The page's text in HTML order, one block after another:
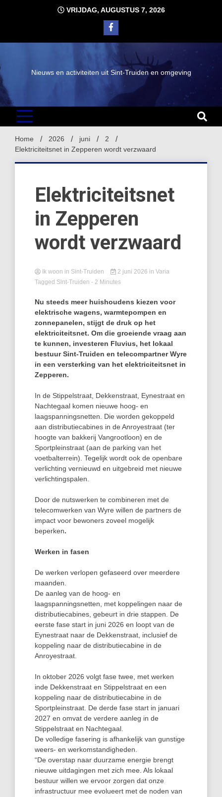
VRIJDAG, AUGUSTUS 7, 2026
Nieuws en activiteiten uit Sint-Truiden en omgeving
Home 2026 juni
2
Elektriciteitsnet in Zepperen wordt verzwaard
Elektriciteitsnet
in Zepperen
wordt verzwaard
Ik woon in Sint-Truiden 2 juni 2026 in Varia
Tagged Sint-Truiden - 2 Minutes
Nu steeds meer huishoudens kiezen voor
elektrische wagens, warmtepompen en
zonnepanelen, stijgt de druk op het
elektriciteitsnet. Om die groeiende vraag aan
te kunnen, investeren Fluvius, het lokaal
bestuur Sint-Truiden en telecompartner Wyre
in een versterking van het elektriciteitsnet in
Zepperen.
In de Stippelstraat, Dekkenstraat, Eynestraat en
Nachtegaal komen nieuwe hoog- en
laagspanningsnetten. Die worden gekoppeld
aan distributiecabines in de Anroyestraat (ter
hoogte van bakkerij Vangrootloon) en de
Sportpleinstraat (aan de parking van het
voetbalterrein). Tegelijk wordt ook de openbare
verlichting vernieuwd en uitgebreid met nieuwe
verlichtingspalen.
Door de nutswerken te combineren met de
telecomwerken van Wyre willen de partners de
impact voor bewoners zoveel mogelijk
beperken.
Werken in fasen
De werken verlopen gefaseerd over meerdere
maanden.
De aanleg van de hoog- en
laagspanningsnetten, met koppelingen naar de
distributiecabines, gebeurt in drie stappen. De
eerste fase start in juni 2026 en loopt van de
Eynestraat naar de Dekkenstraat, inclusief de
koppeling naar de distributiecabine in de
Anroyestraat.
In oktober 2026 volgt fase twee, met werken
inde Dekkenstraat en Stippelstraat en een
koppeling naar de distributiecabine in de
Sportpleinstraat. De derde fase start in januari
2027 en omvat de verdere aanleg in de
Stippelstraat en Nachtegaal.
De volledige fasering is afhankelijk van gunstige
weers- en werkomstandigheden.
“De overstap naar duurzame energie brengt
nieuwe uitdagingen met zich mee. Als lokaal
bestuur willen we ervoor zorgen dat onze
infrastructuur mee evolueert met de noden van